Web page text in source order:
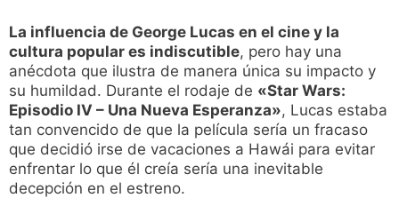
La influencia de George Lucas en el cine y la
cultura popular es indiscutible, pero hay una
anécdota que ilustra de manera única su impacto y
su humildad. Durante el rodaje de «Star Wars:
Episodio IV – Una Nueva Esperanza», Lucas estaba
tan convencido de que la película sería un fracaso
que decidió irse de vacaciones a Hawái para evitar
enfrentar lo que él creía sería una inevitable
decepción en el estreno.